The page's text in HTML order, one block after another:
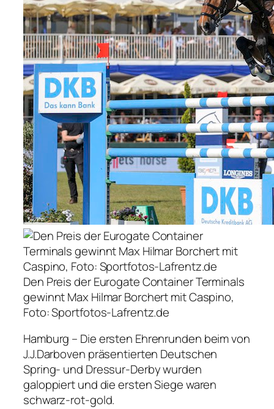
Den Preis der Eurogate Container Terminals
gewinnt Max Hilmar Borchert mit Caspino,
Foto: Sportfotos-Lafrentz.de
Hamburg – Die ersten Ehrenrunden beim von
J.J.Darboven präsentierten Deutschen
Spring- und Dressur-Derby wurden
galoppiert und die ersten Siege waren
schwarz-rot-gold.